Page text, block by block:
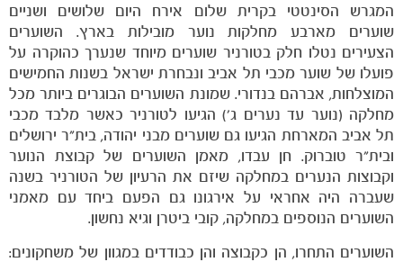
המגרש הסינטטי בקרית שלום אירח היום שלושים ושניים
שוערים מארבע מחלקות נוער מובילות בארץ. השוערים
הצעירים נטלו חלק בטורניר שוערים מיוחד שנערך כהוקרה על
פועלו של שוער מכבי תל אביב ונבחרת ישראל בשנות החמישים
המוצלחות, אברהם בנדורי. שמונת השוערים הבוגרים ביותר מכל
מחלקה (נוער עד נערים ג') הגיעו לטורניר כאשר מלבד מכבי
תל אביב המארחת הגיעו גם שוערים מבני יהודה, בית"ר ירושלים
ובית"ר טוברוק. חן עבדו, מאמן השוערים של קבוצת הנוער
וקבוצות הנערים במחלקה שיזם את הרעיון של הטורניר בשנה
שעברה היה אחראי על אירגונו גם הפעם ביחד עם מאמני
השוערים הנוספים במחלקה, קובי ביטרן וגיא נחשון.
השוערים התחרו, הן כקבוצה והן כבודדים במגוון של משחקונים: